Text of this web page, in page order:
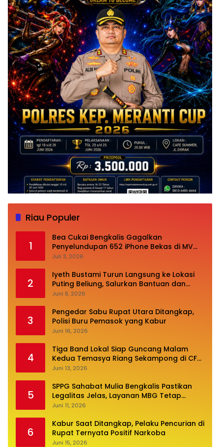
Riau Populer
1
Bea Cukai Bengkalis Gagalkan
Penyelundupan 652 iPhone Bekas di MV
Oceanna 5
Juli 3, 2026
2
Iyeth Bustami Turun Langsung ke Lokasi
Puting Beliung, Salurkan Bantuan dan
Desak Perbaikan Infrastruktur
Juni 8, 2026
3
Pengedar Sabu Rupat Utara Ditangkap,
Polisi Buru Pemasok yang Kabur
Juni 16, 2026
4
Tiga Band Lokal Siap Guncang Malam
Kedua Temasya Riang Sekampong di CFN
Jalan Pembangunan
Juni 13, 2026
5
SPPG Sahabat Mulia Bengkalis Pastikan
Legalitas Jelas, Layanan MBG Tetap
Optimal
Juni 11, 2026
6
Kabur Saat Ditangkap, Pelaku Pencurian di
Rupat Ternyata Positif Narkoba
Juni 15, 2026